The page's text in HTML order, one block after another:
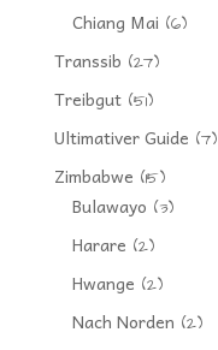
Chiang Mai (6)
Transsib (27)
Treibgut(51)
Ultimativer Guide (7)
Zimbabwe (15)
Bulawayo (3)
Harare (2)
Hwange (2)
Nach Norden (2)